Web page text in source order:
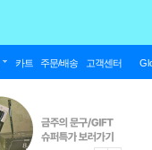
카트 주문/배송 고객센터